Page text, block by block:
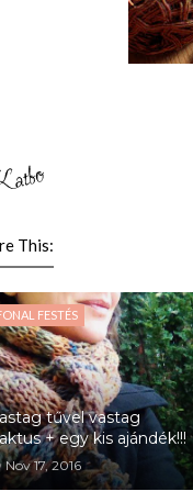
This:
FESTÉS
tűvel vastag
+ egy kis ajándék!!!
Nov 17, 2016